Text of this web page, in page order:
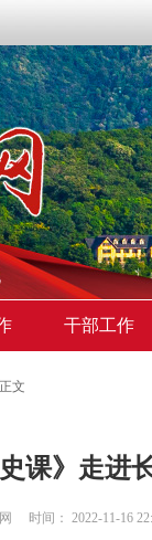
干部工作
正文
史课》走进
时间： 2022-11-16